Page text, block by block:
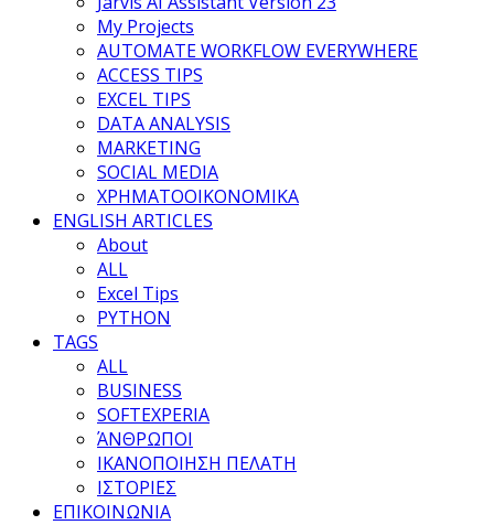
My Projects
AUTOMATE WORKFLOW EVERYWHERE
ACCESS TIPS
EXCEL TIPS
DATA ANALYSIS
MARKETING
SOCIAL MEDIA
ΧΡΗΜΑΤΟΟΙΚΟΝΟΜΙΚΑ
ENGLISH ARTICLES
About
ALL
Excel Tips
PYTHON
TAGS
ALL
BUSINESS
SOFTEXPERIA
ΆΝΘΡΩΠΟΙ
ΙΚΑΝΟΠΟΙΗΣΗ ΠΕΛΑΤΗ
ΙΣΤΟΡΙΕΣ
ΕΠΙΚΟΙΝΩΝΙΑ